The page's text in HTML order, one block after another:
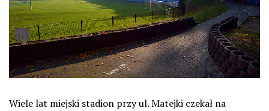
Wiele lat miejski stadion przy ul. Matejki czekał na